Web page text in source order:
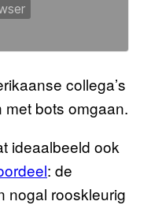
collega’s
bots omgaan.
ideaalbeeld ook
: de
nogal rooskleurig